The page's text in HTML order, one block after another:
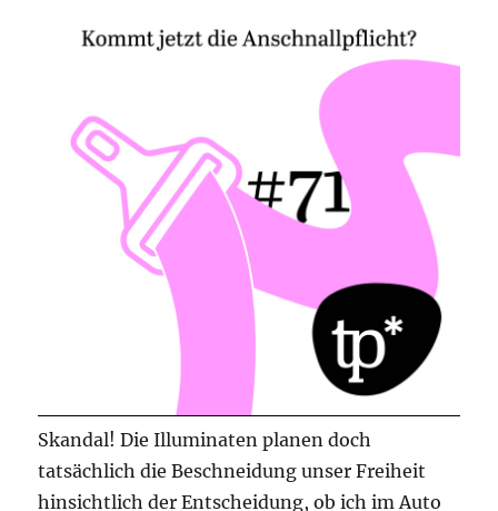
Skandal! Die Illuminaten planen doch
tatsächlich die Beschneidung unser Freiheit
hinsichtlich der Entscheidung, ob ich im Auto